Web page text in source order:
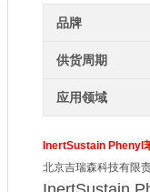
品牌
供货周期
应用领域
InertSustain Phenyl
北京吉瑞森科技有限